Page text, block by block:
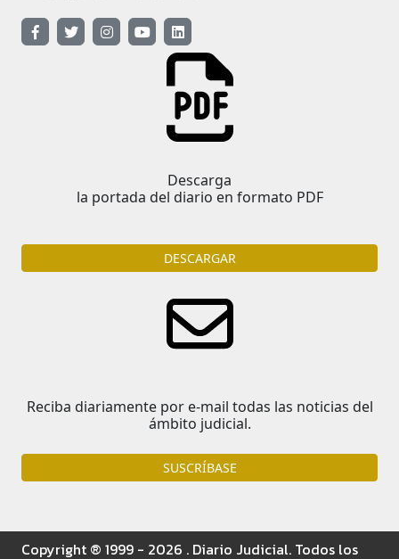
Descarga
la portada del diario en formato PDF
DESCARGAR
Reciba diariamente por e-mail todas las noticias del
ámbito judicial.
SUSCRÍBASE
Copyright ® 1999 - 2026 . Diario Judicial. Todos los